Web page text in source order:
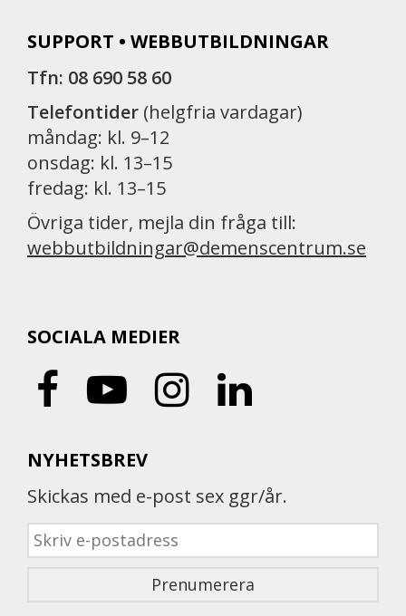
SUPPORT • WEBBUTBILDNINGAR
Tfn: 08 690 58 60
Telefontider (helgfria vardagar)
måndag: kl. 9–12
onsdag: kl. 13–15
fredag: kl. 13–15
Övriga tider, mejla din fråga till:
webbutbildningar@demenscentrum.se
SOCIALA MEDIER
NYHETSBREV
Skickas med e-post sex ggr/år.